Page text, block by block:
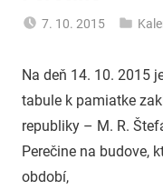
7. 10. 2015
Na deň 14. 10. 2015
tabule k pamiatke
republiky – M. R.
Perečine na budove,
období,